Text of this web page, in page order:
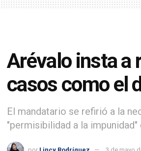
Arévalo insta a
casos como el
El mandatario se refirió a la
"permisibilidad a la